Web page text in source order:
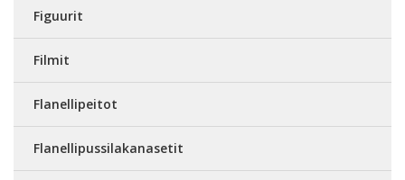
Figuurit
Filmit
Flanellipeitot
Flanellipussilakanasetit